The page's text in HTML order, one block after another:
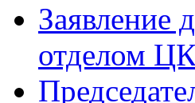
Заявление
отделом